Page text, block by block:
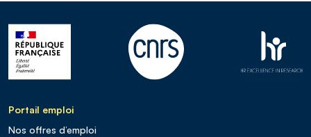
Portail emploi
Nos offres d’emploi